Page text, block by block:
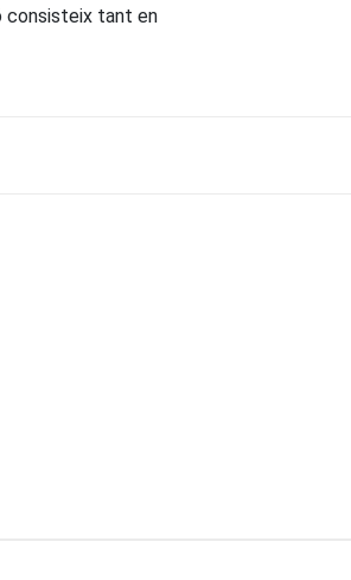
consisteix tant en